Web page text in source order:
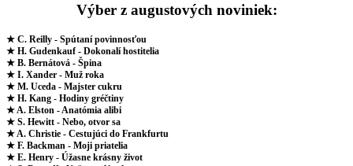
Výber z augustových noviniek:
★ C. Reilly - Spútaní povinnosťou
★ H. Gudenkauf - Dokonalí hostitelia
★ B. Bernátová - Špina
★ I. Xander - Muž roka
★ M. Uceda - Majster cukru
★ H. Kang - Hodiny gréčtiny
★ A. Elston - Anatómia alibi
★ S. Hewitt - Nebo, otvor sa
★ A. Christie - Cestujúci do Frankfurtu
★ F. Backman - Moji priatelia
★ E. Henry - Úžasne krásny život